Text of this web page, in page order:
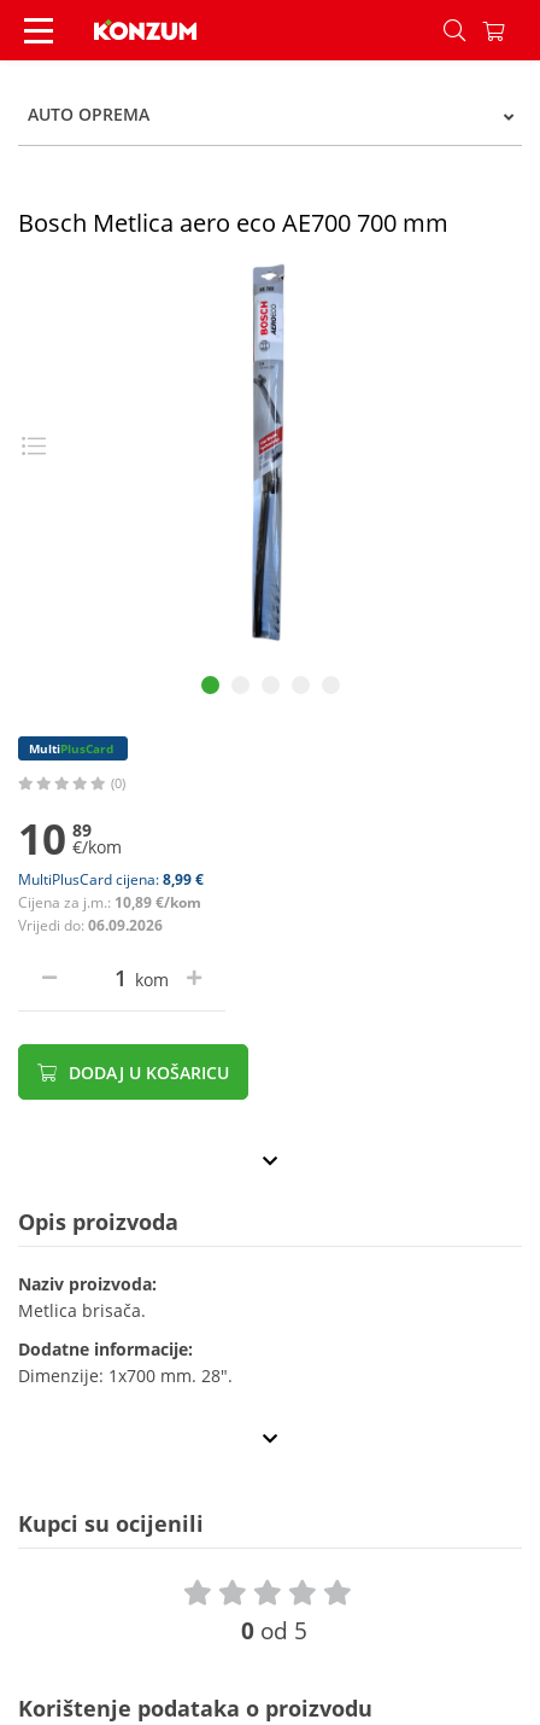
Bosch Metlica aero eco AE700 700 mm - Konzum
AUTO OPREMA
Bosch Metlica aero eco AE700 700 mm
MultiPlusCard
(0)
10 89
€/kom
MultiPlusCard cijena:8,99 €
Cijena za j.m.: 10,89 €/kom
Vrijedi do: 06.09.2026
kom
DODAJ U KOŠARICU
Opis proizvoda
Naziv proizvoda:
Metlica brisača.
Dodatne informacije:
Dimenzije: 1x700 mm. 28".
Kupci su ocijenili
0 od 5
Korištenje podataka o proizvodu